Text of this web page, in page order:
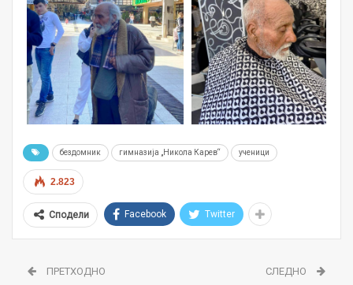
бездомник гимназија „Никола Карев“ ученици
2.823
Сподели Facebook Twitter
ПРЕТХОДНО СЛЕДНО